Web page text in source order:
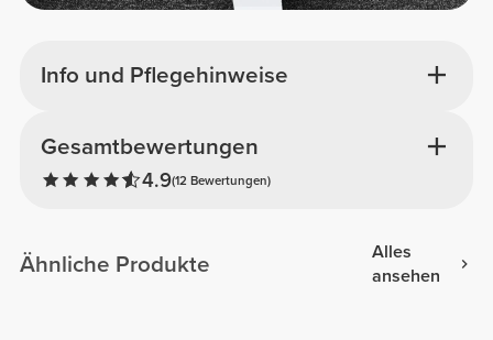
Info und Pflegehinweise
Gesamtbewertungen
4.9(12 Bewertungen)
Ähnliche Produkte
Alles
ansehen